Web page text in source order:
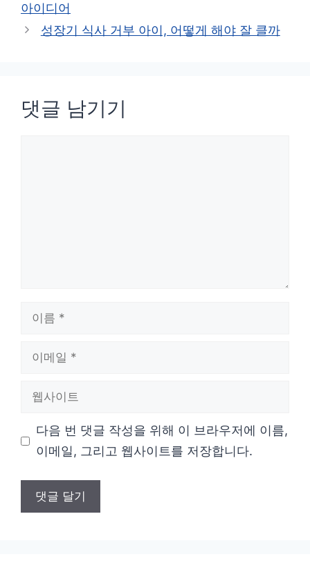
아이디어
성장기 식사 거부 아이, 어떻게 해야 잘 클까
댓글 남기기
다음 번 댓글 작성을 위해 이 브라우저에 이름,
이메일, 그리고 웹사이트를 저장합니다.